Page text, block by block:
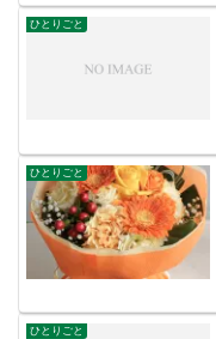
ひとりごと
ひとりごと
ひとりごと